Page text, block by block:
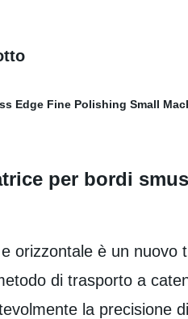
per bordi
orizzontale è un
di trasporto a
la precisione